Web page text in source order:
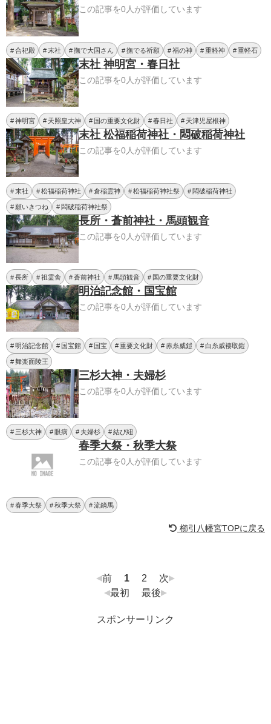
この記事を0人が評価しています
合祀殿 末社 撫で大国さん 撫でる祈願 福の神 重軽神 重軽石
末社 神明宮・春日社
この記事を0人が評価しています
神明宮 天照皇大神 国の重要文化財 春日社 天津児屋根神
末社 松福稲荷神社・悶破稲荷神社
この記事を0人が評価しています
末社 松福稲荷神社 倉稲霊神 松福稲荷神社祭 悶破稲荷神社
願いきつね 悶破稲荷神社祭
長所・蒼前神社・馬頭観音
この記事を0人が評価しています
長所 祖霊舎 蒼前神社 馬頭観音 国の重要文化財
明治記念館・国宝館
この記事を0人が評価しています
明治記念館 国宝館 国宝 重要文化財 赤糸威鎧 白糸威褄取鎧
舞楽面陵王
三杉大神・夫婦杉
この記事を0人が評価しています
三杉大神 眼病 夫婦杉 結び紐
春季大祭・秋季大祭
この記事を0人が評価しています
春季大祭 秋季大祭 流鏑馬
櫛引八幡宮TOPに戻る
前 1 2
次
最初
最後
スポンサーリンク